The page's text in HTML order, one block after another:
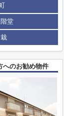
堂
へのお勧め物件